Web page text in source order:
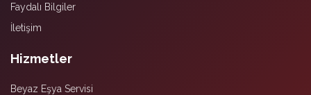
Faydalı Bilgiler
İletişim
Hizmetler
Beyaz Eşya Servisi